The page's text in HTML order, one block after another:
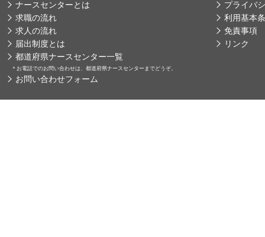
ナースセンターとは
求職の流れ
求人の流れ
届出制度とは
都道府県ナースセンター一覧
＊ お電話でのお問い合わせは、都道府県ナースセンターまでどうぞ。
お問い合わせフォーム
プライバ
利用基本
免責事項
リンク